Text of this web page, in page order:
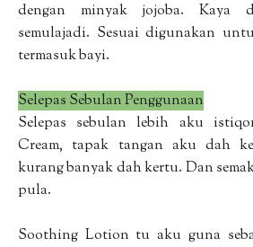
dengan minyak jojoba. Kaya
semulajadi. Sesuai digunakan
termasuk bayi.
Selepas Sebulan Penggunaan
Selepas sebulan lebih aku
Cream, tapak tangan aku dah
kurang banyak dah kertu. Dan
pula.
Soothing Lotion tu aku guna